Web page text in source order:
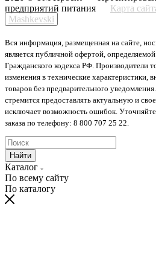
предприятий питания
Карта
Mashkevski
Вся информация, размещенная на сайте,
является публичной офертой,
Гражданского кодекса РФ. Производители
изменения в технические характеристики,
товаров без предварительного
стремится предоставлять актуальную и
исключает возможность ошибок.
заказа по телефону: 8 800 707 25 22.
Найти
Каталог
По всему сайту
По каталогу